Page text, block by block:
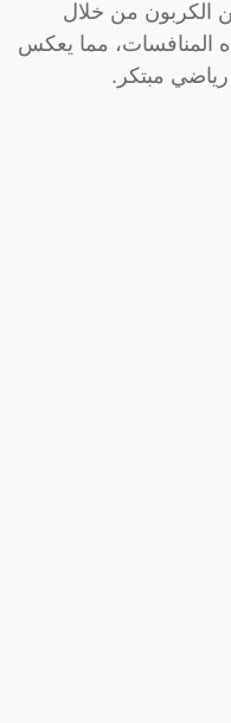
الكربون من خلال
المنافسات، مما يعكس
رياضي مبتكر.